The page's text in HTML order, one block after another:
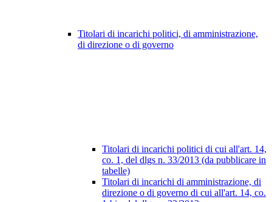
Titolari di incarichi politici, di amministrazione,
di direzione o di governo
Titolari di incarichi politici di cui all'art. 14,
co. 1, del dlgs n. 33/2013 (da pubblicare in
tabelle)
Titolari di incarichi di amministrazione, di
direzione o di governo di cui all'art. 14, co.